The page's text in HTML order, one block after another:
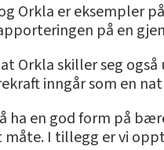
Orkla er eksempler
på en
Orkla skiller seg
inngår som en
ha en god form på
I tillegg er vi